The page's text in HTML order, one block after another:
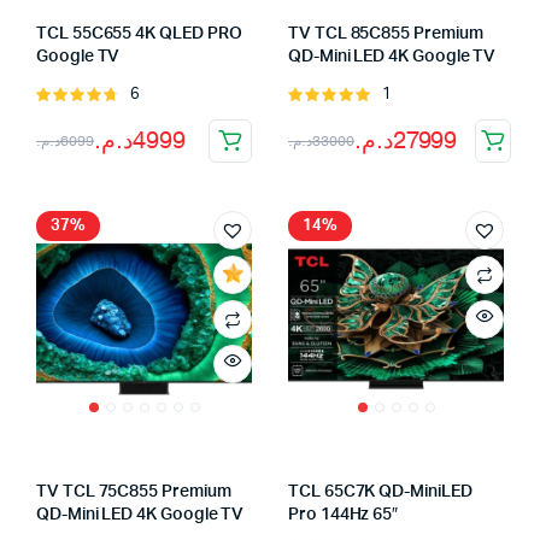
TCL 55C655 4K QLED PRO
Google TV
Note
6
6099د.م.
Le
initial
était :
6099د.م..
4999د.م.
Le
actuel
est :
4999د.م..
TV TCL 85C855 Premium
QD-Mini LED 4K Google TV
Note
1
33000د.م.
Le
initial
était :
33000د.م..
27999د.م.
Le
actuel
est :
27999د.م..
37%
TV TCL 75C855 Premium
QD-Mini LED 4K Google TV
14%
TCL 65C7K QD-MiniLED
Pro 144Hz 65″